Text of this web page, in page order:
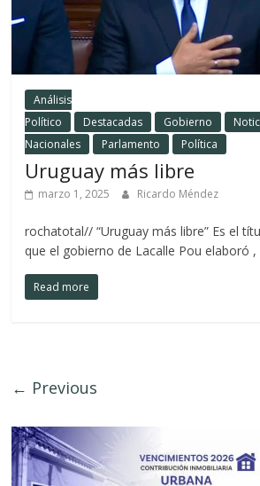
Análisis
Político
Destacadas Gobierno
Nacionales
Parlamento Política
Uruguay más libre
marzo 1, 2025 Ricardo Méndez
rochatotal// “Uruguay más libre” Es el
que el gobierno de Lacalle Pou elaboró
Read more
← Previous